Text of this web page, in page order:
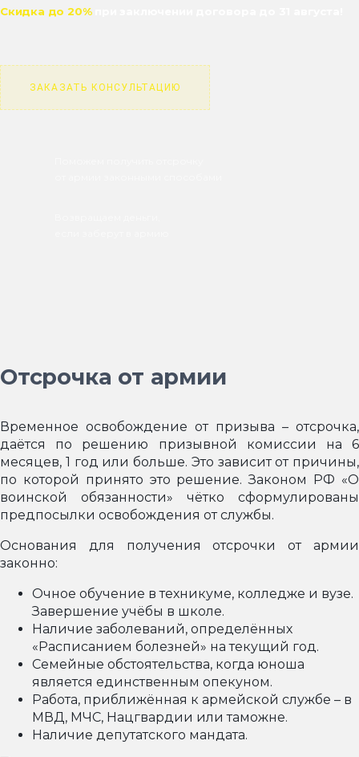
Скидка до 20%при заключении договора до 31 августа!
ЗАКАЗАТЬ КОНСУЛЬТАЦИЮ
Отсрочка от армии
Временное освобождение от призыва – отсрочка,
даётся по решению призывной комиссии на 6
месяцев, 1 год или больше. Это зависит от причины,
по которой принято это решение. Законом РФ «О
воинской обязанности» чётко сформулированы
предпосылки освобождения от службы.
Основания для получения отсрочки от армии
законно:
Очное обучение в техникуме, колледже и вузе.
Завершение учёбы в школе.
Наличие заболеваний, определённых
«Расписанием болезней» на текущий год.
Семейные обстоятельства, когда юноша
является единственным опекуном.
Работа, приближённая к армейской службе – в
МВД, МЧС, Нацгвардии или таможне.
Наличие депутатского мандата.